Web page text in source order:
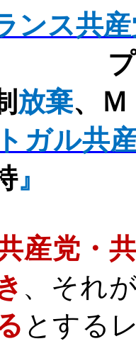
ンス共
タ
放棄、
ガル共
』
産党・
、それ
とする